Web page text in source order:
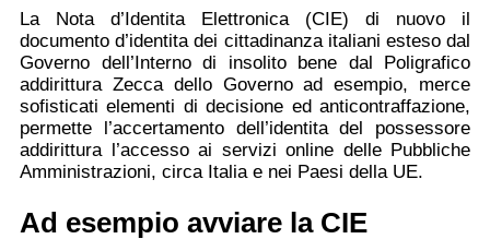
La Nota d’Identita Elettronica (CIE) di nuovo il
documento d’identita dei cittadinanza italiani esteso dal
Governo dell’Interno di insolito bene dal Poligrafico
addirittura Zecca dello Governo ad esempio, merce
sofisticati elementi di decisione ed anticontraffazione,
permette l’accertamento dell’identita del possessore
addirittura l’accesso ai servizi online delle Pubbliche
Amministrazioni, circa Italia e nei Paesi della UE.
Ad esempio avviare la CIE